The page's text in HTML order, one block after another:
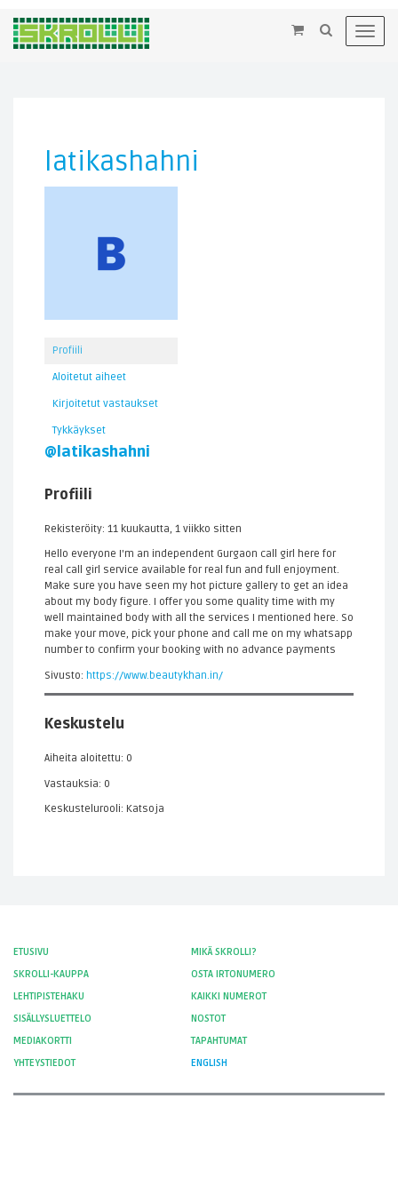
×
latikashahni
Profiili
Aloitetut aiheet
Kirjoitetut vastaukset
Tykkäykset
@latikashahni
Profiili
Rekisteröity: 11 kuukautta, 1 viikko sitten
Hello everyone I'm an independent Gurgaon call girl here for
real call girl service available for real fun and full enjoyment.
Make sure you have seen my hot picture gallery to get an idea
about my body figure. I offer you some quality time with my
well maintained body with all the services I mentioned here. So
make your move, pick your phone and call me on my whatsapp
number to confirm your booking with no advance payments
Sivusto: https://www.beautykhan.in/
Keskustelu
Aiheita aloitettu: 0
Vastauksia: 0
Keskustelurooli: Katsoja
ETUSIVU
MIKÄ SKROLLI?
SKROLLI-KAUPPA
OSTA IRTONUMERO
LEHTIPISTEHAKU
KAIKKI NUMEROT
SISÄLLYSLUETTELO
NOSTOT
MEDIAKORTTI
TAPAHTUMAT
YHTEYSTIEDOT
ENGLISH